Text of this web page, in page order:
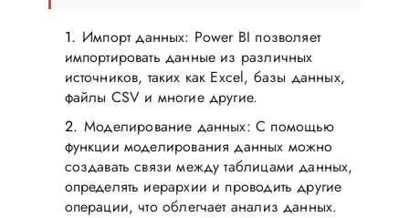
Импорт данных: Power BI позволяет
импортировать данные из различных
источников, таких как Excel, базы данных,
файлы CSV и многие другие.
Моделирование данных: С помощью
функции моделирования данных можно
создавать связи между таблицами данных,
определять иерархии и проводить другие
операции, что облегчает анализ данных.